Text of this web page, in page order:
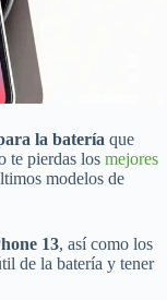
la batería que
te pierdas los mejores
modelos de
13, así como los
de la batería y tener